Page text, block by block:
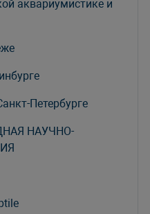
аквариумистике и
Петербурге
НАУЧНО-